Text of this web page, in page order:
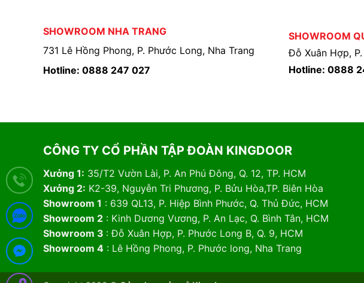
SHOWROOM NHA TRANG
731 Lê Hồng Phong, P. Phước Long, Nha Trang
Hotline: 0888 247 027
SHOWROOM
Đỗ Xuân Hợp,
Hotline: 0888
CÔNG TY CỔ PHẦN TẬP ĐOÀN KINGDOOR
Xưởng 1: 35/T2 Vườn Lài, P. An Phú Đông, Q. 12, TP. HCM
Xưởng 2: K2-39, Nguyễn Tri Phương, P. Bửu Hòa,TP. Biên Hòa
Showroom 1 : 639 QL13, P. Hiệp Bình Phước, Q. Thủ Đức, HCM
Showroom 2: Kinh Dương Vương, P. An Lạc, Q. Bình Tân, HCM
Showroom 3 : Đỗ Xuân Hợp, P. Phước Long B, Q. 9, HCM
Showroom 4: Lê Hồng Phong, P. Phước long, Nha Trang